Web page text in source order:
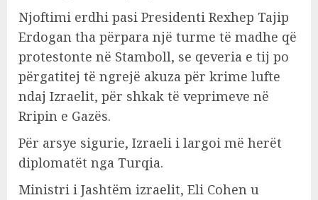
Njoftimi erdhi pasi Presidenti Rexhep Tajip
Erdogan tha përpara një turme të madhe që
protestonte në Stamboll, se qeveria e tij po
përgatitej të ngrejë akuza për krime lufte
ndaj Izraelit, për shkak të veprimeve në
Rripin e Gazës.
Për arsye sigurie, Izraeli i largoi më herët
diplomatët nga Turqia.
Ministri i Jashtëm izraelit, Eli Cohen u